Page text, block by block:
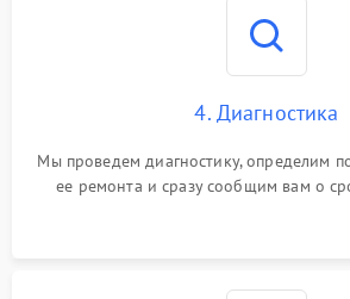
4. Диагностика
Мы проведем диагностику, определим
ее ремонта и сразу сообщим вам о